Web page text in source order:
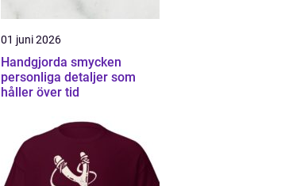
01 juni 2026
Handgjorda smycken
personliga detaljer som
håller över tid